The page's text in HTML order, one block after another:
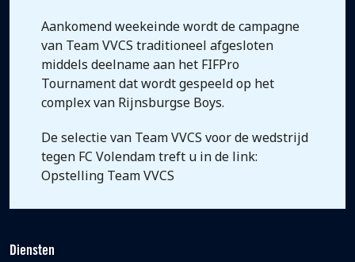
Aankomend weekeinde wordt de campagne
van Team VVCS traditioneel afgesloten
middels deelname aan het FIFPro
Tournament dat wordt gespeeld op het
complex van Rijnsburgse Boys.
De selectie van Team VVCS voor de wedstrijd
tegen FC Volendam treft u in de link:
Opstelling Team VVCS
Diensten